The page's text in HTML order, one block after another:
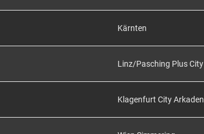
Kärnten
Linz/Pasching Plus City
Klagenfurt City Arkaden